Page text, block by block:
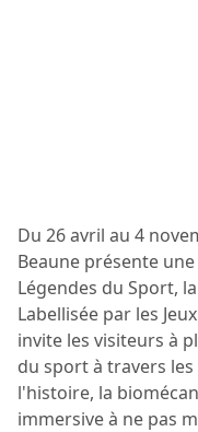
Du 26 avril au 4
Beaune présente
Légendes du Sport,
Labellisée par les
invite les visiteurs à
du sport à travers les
l'histoire, la
immersive à ne pas